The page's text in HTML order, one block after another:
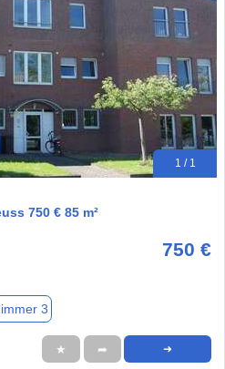
1 / 1
750 € 85 m²
750 €
3
★ ➦ ➜